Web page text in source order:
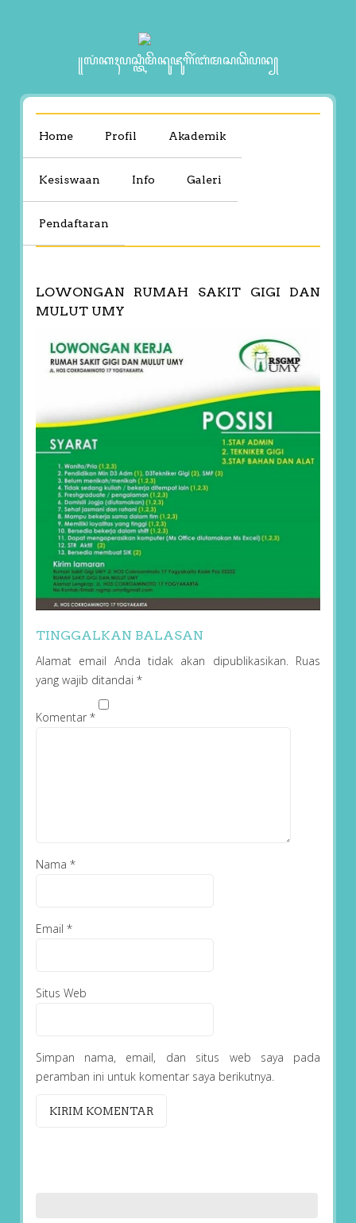
꧋ꦭꦁꦏꦃꦥꦱ꧀ꦠꦶꦩꦼꦤꦸꦗꦸꦒꦼꦂꦧꦁꦩꦱꦣꦼꦥꦤ꧀
Home Profil Akademik
Kesiswaan Info Galeri
Pendaftaran
LOWONGAN RUMAH SAKIT GIGI DAN
MULUT UMY
TINGGALKAN BALASAN
Alamat email Anda tidak akan dipublikasikan.
Ruas
yang wajib ditandai *
Komentar *
Nama *
Email *
Situs Web
Simpan nama, email, dan situs web saya pada
peramban ini untuk komentar saya berikutnya.